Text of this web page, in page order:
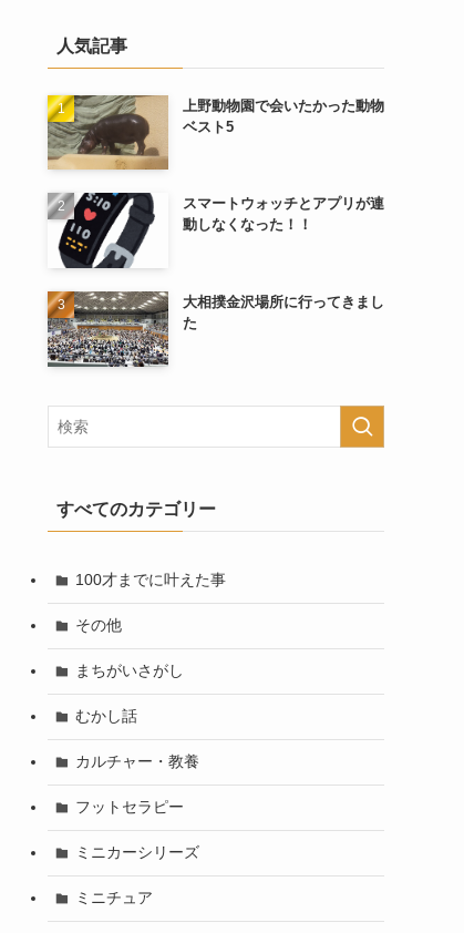
人気記事
上野動物園で会いたかった動物
ベスト5
スマートウォッチとアプリが連
動しなくなった！！
大相撲金沢場所に行ってきまし
た
すべてのカテゴリー
100才までに叶えた事
その他
まちがいさがし
むかし話
カルチャー・教養
フットセラピー
ミニカーシリーズ
ミニチュア